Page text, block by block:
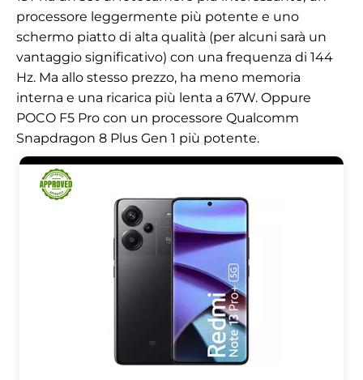
processore leggermente più potente e uno
schermo piatto di alta qualità (per alcuni sarà un
vantaggio significativo) con una frequenza di 144
Hz. Ma allo stesso prezzo, ha meno memoria
interna e una ricarica più lenta a 67W. Oppure
POCO F5 Pro con un processore Qualcomm
Snapdragon 8 Plus Gen 1 più potente.